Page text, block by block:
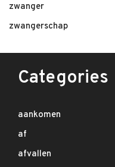
zwanger
zwangerschap
Categories
aankomen
af
afvallen